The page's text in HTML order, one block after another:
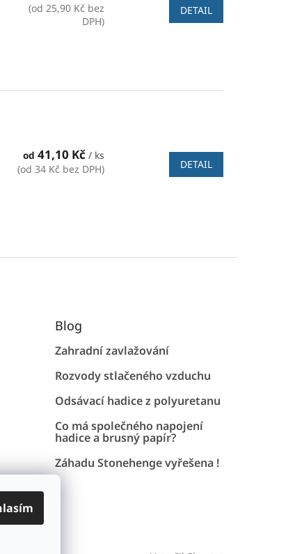
(od 25,90 Kč bez
DPH)
DETAIL
od 41,10 Kč/ ks
(od 34 Kč bez DPH)
DETAIL
Blog
Zahradní zavlažování
Rozvody stlačeného vzduchu
Odsávací hadice z polyuretanu
Co má společného napojení
hadice a brusný papír?
Záhadu Stonehenge vyřešena !